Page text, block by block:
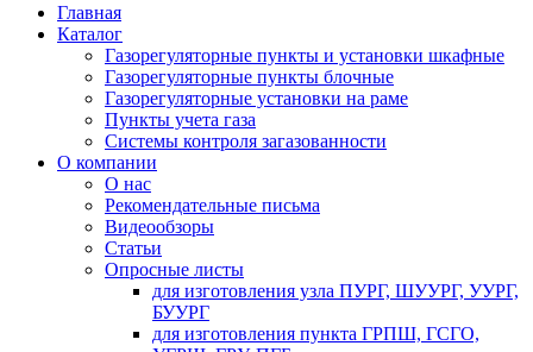
Главная
Каталог
Газорегуляторные пункты и установки шкафные
Газорегуляторные пункты блочные
Газорегуляторные установки на раме
Пункты учета газа
Системы контроля загазованности
О компании
О нас
Рекомендательные письма
Видеообзоры
Статьи
Опросные листы
для изготовления узла ПУРГ, ШУУРГ, УУРГ,
БУУРГ
для изготовления пункта ГРПШ, ГСГО,